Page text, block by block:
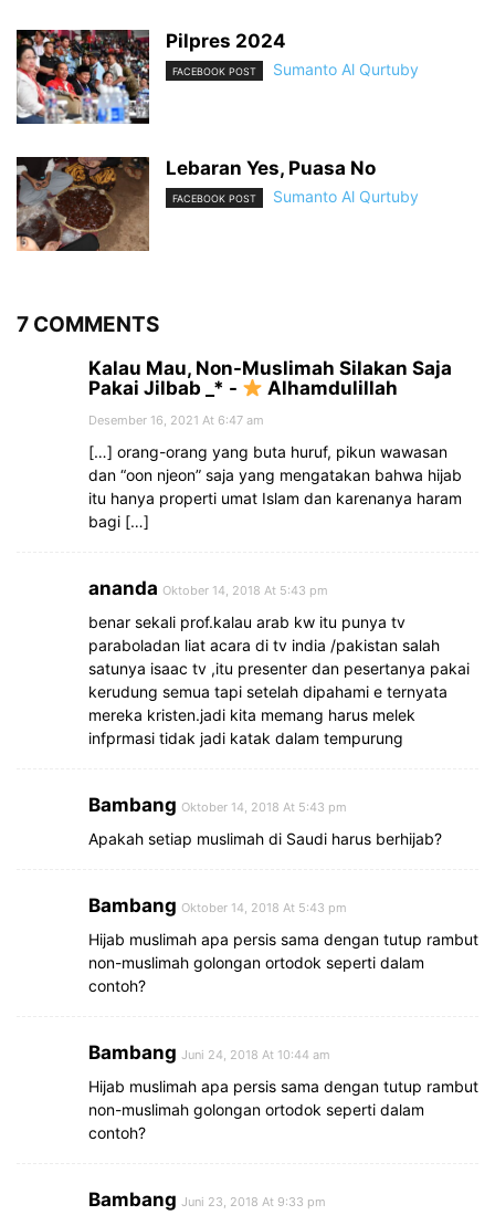
Pilpres 2024
FACEBOOK POST Sumanto Al Qurtuby
Lebaran Yes, Puasa No
FACEBOOK POST Sumanto Al Qurtuby
7 COMMENTS
Kalau Mau, Non-Muslimah Silakan Saja
Pakai Jilbab _* -
Alhamdulillah
Desember 16, 2021 At 6:47 am
[…] orang-orang yang buta huruf, pikun wawasan
dan “oon njeon” saja yang mengatakan bahwa hijab
itu hanya properti umat Islam dan karenanya haram
bagi […]
ananda Oktober 14, 2018 At 5:43 pm
benar sekali prof.kalau arab kw itu punya tv
paraboladan liat acara di tv india /pakistan salah
satunya isaac tv ,itu presenter dan pesertanya pakai
kerudung semua tapi setelah dipahami e ternyata
mereka kristen.jadi kita memang harus melek
infprmasi tidak jadi katak dalam tempurung
Bambang Oktober 14, 2018 At 5:43 pm
Apakah setiap muslimah di Saudi harus berhijab?
Bambang Oktober 14, 2018 At 5:43 pm
Hijab muslimah apa persis sama dengan tutup rambut
non-muslimah golongan ortodok seperti dalam
contoh?
Bambang Juni 24, 2018 At 10:44 am
Hijab muslimah apa persis sama dengan tutup rambut
non-muslimah golongan ortodok seperti dalam
contoh?
Bambang Juni 23, 2018 At 9:33 pm